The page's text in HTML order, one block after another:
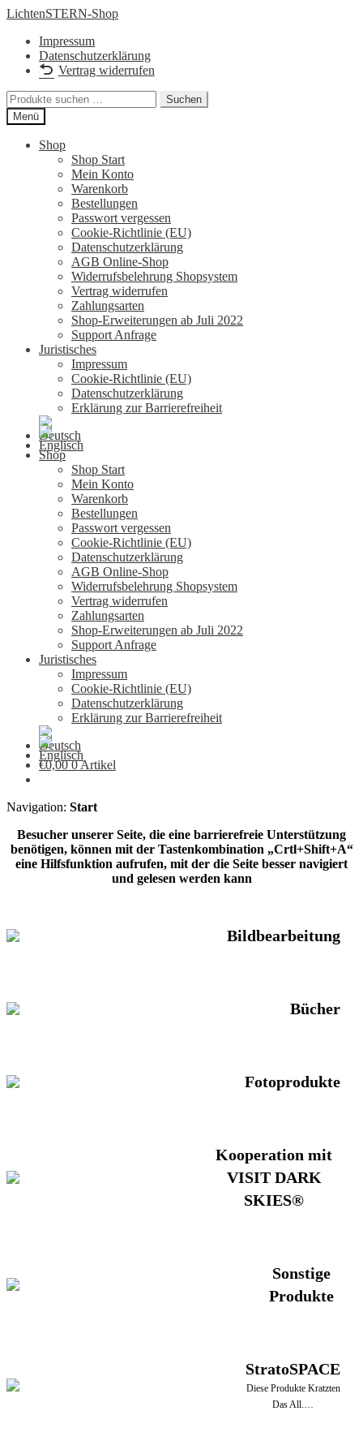
Zur
springen
Zum
springen
LichtenSTERN-Shop
Impressum
Datenschutzerklärung
Vertrag widerrufen
Suchen
nach:
Suchen
Menü
Shop
Shop Start
Mein Konto
Warenkorb
Bestellungen
Passwort vergessen
Cookie-Richtlinie (EU)
Datenschutzerklärung
AGB Online-Shop
Widerrufsbelehrung Shopsystem
Vertrag widerrufen
Zahlungsarten
Shop-Erweiterungen ab Juli 2022
Support Anfrage
Juristisches
Impressum
Cookie-Richtlinie (EU)
Datenschutzerklärung
Erklärung zur Barrierefreiheit
Shop
Shop Start
Mein Konto
Warenkorb
Bestellungen
Passwort vergessen
Cookie-Richtlinie (EU)
Datenschutzerklärung
AGB Online-Shop
Widerrufsbelehrung Shopsystem
Vertrag widerrufen
Zahlungsarten
Shop-Erweiterungen ab Juli 2022
Support Anfrage
Juristisches
Impressum
Cookie-Richtlinie (EU)
Datenschutzerklärung
Erklärung zur Barrierefreiheit
€0,00 0 Artikel
Navigation: Start
Besucher unserer Seite, die eine barrierefreie Unterstützung
benötigen, können mit der Tastenkombination „Crtl+Shift+A“
eine Hilfsfunktion aufrufen, mit der die Seite besser navigiert
und gelesen werden kann
Bildbearbeitung
Bücher
Fotoprodukte
Kooperation mit
VISIT DARK
SKIES®
Sonstige
Produkte
StratoSPACE
Diese Produkte Kratzten
Das All.…